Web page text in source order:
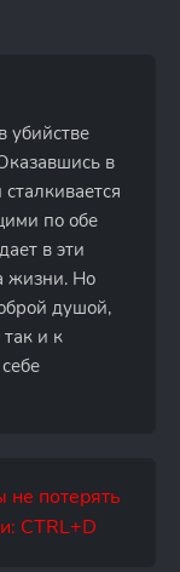
убийстве
в
по обе
в эти
жизни. Но
душой,
и к
потерять
CTRL+D